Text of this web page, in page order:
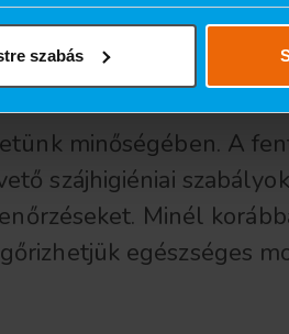
szabás
és fogínyünket, és
fogpótlások és
minőségében. A
szájhigiéniai
Minél
egészséges